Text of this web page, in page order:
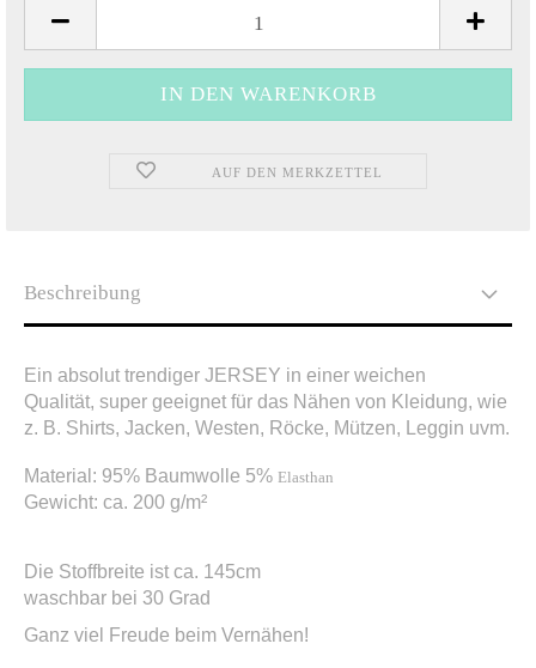
AUF DEN MERKZETTEL
Beschreibung
Ein absolut trendiger JERSEY in einer weichen
Qualität, super geeignet für das Nähen von Kleidung, wie
z. B. Shirts, Jacken, Westen, Röcke, Mützen, Leggin uvm.
Material: 95% Baumwolle 5% Elasthan
Gewicht: ca. 200 g/m²
Die Stoffbreite ist ca. 145cm
waschbar bei 30 Grad
Ganz viel Freude beim Vernähen!